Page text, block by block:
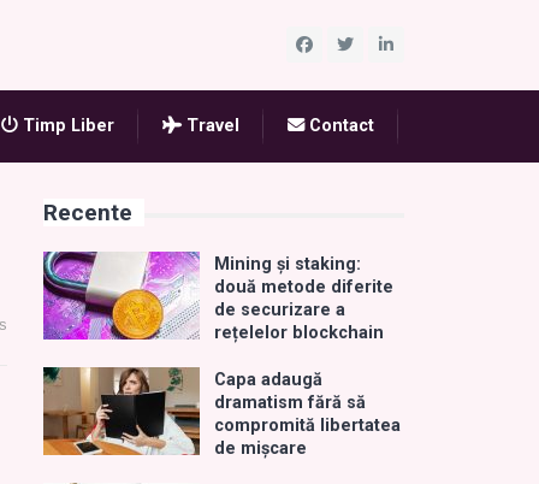
Timp Liber Travel Contact
Recente
Mining și staking:
două metode diferite
de securizare a
rețelelor blockchain
Capa adaugă
dramatism fără să
compromită libertatea
de mișcare